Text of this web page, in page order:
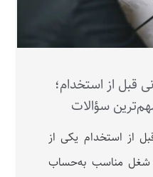
قبل از استخدام؛
سؤالات
از استخدام یکی از
شغل مناسب به‌حساب